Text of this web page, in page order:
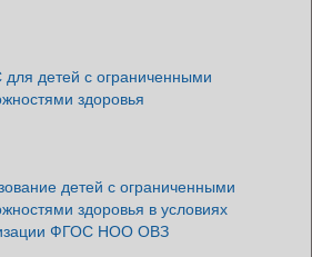
детей с ограниченными
здоровья
детей с ограниченными
здоровья в условиях
ФГОС НОО ОВЗ